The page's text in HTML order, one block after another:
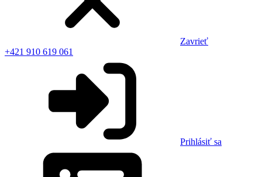
Zavrieť
+421 910 619 061
Prihlásiť sa